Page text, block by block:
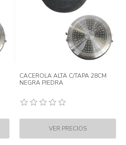
CACEROLA ALTA C/TAPA 28CM
NEGRA PIEDRA